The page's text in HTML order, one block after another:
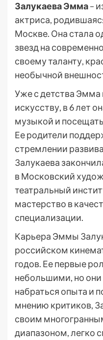
Залукаева Эмма–
актриса,
Москве. Она стала
звезд на
своему таланту,
необычной
Уже с детства Эмма
искусству, в 6 лет
музыкой и
Ее родители
стремлении
Залукаева
в Московский
театральный
мастерство в
специализации.
Карьера Эммы
российском
годов. Ее первые
небольшими, но
набраться опыта и
мнению критиков,
своим
диапазоном, легко